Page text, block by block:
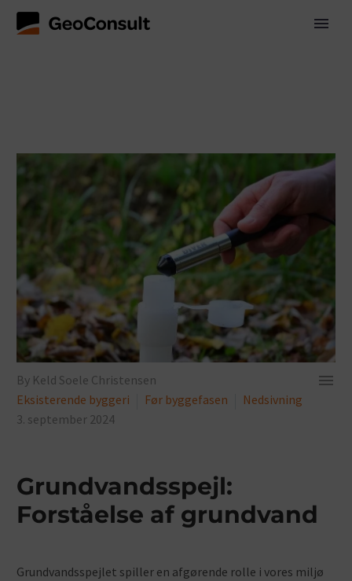

By Keld Soele Christensen
Eksisterende byggeri
Før byggefasen
Nedsivning
3. september 2024
Grundvandsspejl:
Forståelse af grundvand
Grundvandsspejlet spiller en afgørende rolle i vores miljø